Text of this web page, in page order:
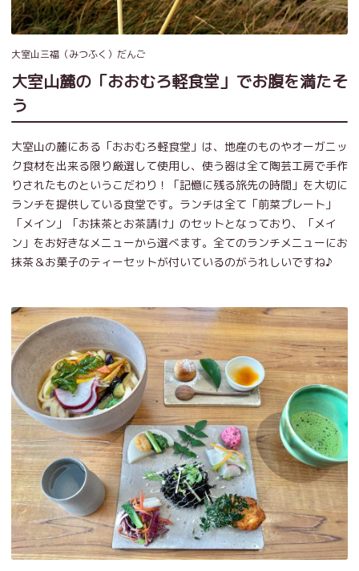
大室山三福（みつふく）だんご
大室山麓の「おおむろ軽食堂」でお腹を満たそ
う
大室山の麓にある「おおむろ軽食堂」は、地産のものやオーガニッ
ク食材を出来る限り厳選して使用し、使う器は全て陶芸工房で手作
りされたものというこだわり！「記憶に残る旅先の時間」を大切に
ランチを提供している食堂です。ランチは全て「前菜プレート」
「メイン」「お抹茶とお茶請け」のセットとなっており、「メイ
ン」をお好きなメニューから選べます。全てのランチメニューにお
抹茶＆お菓子のティーセットが付いているのがうれしいですね♪